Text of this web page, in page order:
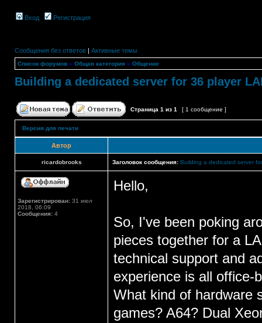
Вход Регистрация
Сообщения без ответов | Активные темы
Список форумов » Общая категория » Общение
Building a dedicated server for 36 player
Страница 1 из 1 [ 1 сообщение ]
Версия для печати
Автор
ricardobrooks Заголовок сообщения: Building a dedicated server
Зарегистрирован: 31 июл
2018, 06:09
Сообщения: 4
Hello,
So, I've been poking
pieces together for a
technical support and
experience is all office-
What kind of hardware
games? A64? Dual